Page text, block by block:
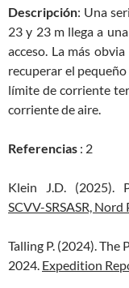
Descripción: Una
23 y 23 m llega a
acceso. La más
recuperar el
límite de corriente
corriente de aire.
Referencias : 2
Klein J.D. (2025).
SCVV-SRSASR,
Talling P. (2024).
2024. Expedition